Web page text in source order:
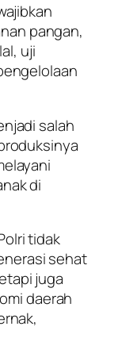
pangan,
uji
salah
di
tidak
sehat
juga
daerah